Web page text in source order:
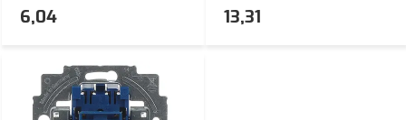
6,04 13,31